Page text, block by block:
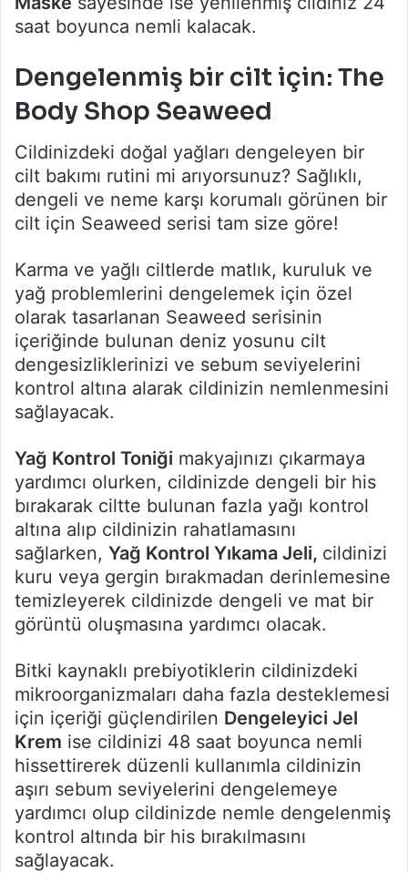
saat boyunca nemli kalacak.
Dengelenmiş bir cilt için: The
Body Shop Seaweed
Cildinizdeki doğal yağları dengeleyen bir
cilt bakımı rutini mi arıyorsunuz? Sağlıklı,
dengeli ve neme karşı korumalı görünen bir
cilt için Seaweed serisi tam size göre!
Karma ve yağlı ciltlerde matlık, kuruluk ve
yağ problemlerini dengelemek için özel
olarak tasarlanan Seaweed serisinin
içeriğinde bulunan deniz yosunu cilt
dengesizliklerinizi ve sebum seviyelerini
kontrol altına alarak cildinizin nemlenmesini
sağlayacak.
Yağ Kontrol Toniği makyajınızı çıkarmaya
yardımcı olurken, cildinizde dengeli bir his
bırakarak ciltte bulunan fazla yağı kontrol
altına alıp cildinizin rahatlamasını
sağlarken, Yağ Kontrol Yıkama Jeli, cildinizi
kuru veya gergin bırakmadan derinlemesine
temizleyerek cildinizde dengeli ve mat bir
görüntü oluşmasına yardımcı olacak.
Bitki kaynaklı prebiyotiklerin cildinizdeki
mikroorganizmaları daha fazla desteklemesi
için içeriği güçlendirilen Dengeleyici Jel
Krem ise cildinizi 48 saat boyunca nemli
hissettirerek düzenli kullanımla cildinizin
aşırı sebum seviyelerini dengelemeye
yardımcı olup cildinizde nemle dengelenmiş
kontrol altında bir his bırakılmasını
sağlayacak.